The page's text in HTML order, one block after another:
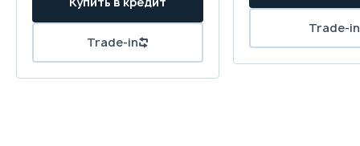
Клиренс
195 мм
Масса